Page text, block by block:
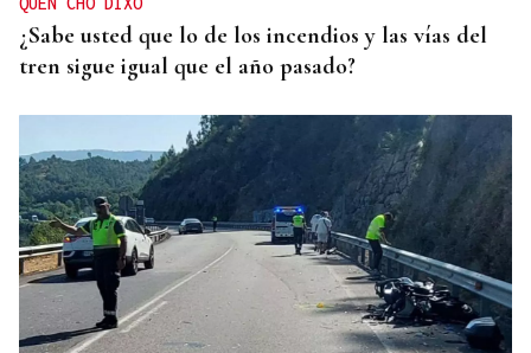
¿Sabe usted que lo de los incendios y las vías del
tren sigue igual que el año pasado?